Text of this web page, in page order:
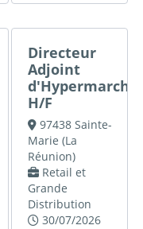
Directeur
Adjoint
d'Hypermarché
H/F
97438 Sainte-
Marie (La
Réunion)
Retail et
Grande
Distribution
30/07/2026